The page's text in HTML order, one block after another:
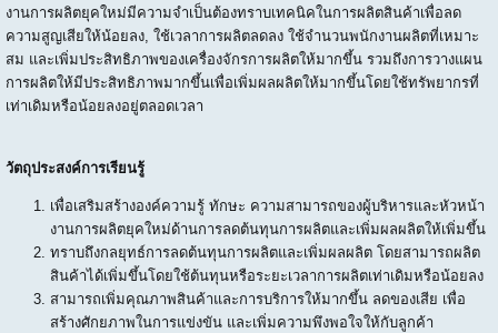
งานการผลิตยุคใหม่มีความจำเป็นต้องทราบเทคนิคในการผลิตสินค้าเพื่อลด
ความสูญเสียให้น้อยลง, ใช้เวลาการผลิตลดลง ใช้จำนวนพนักงานผลิตที่เหมาะ
สม และเพิ่มประสิทธิภาพของเครื่องจักรการผลิตให้มากขึ้น รวมถึงการวางแผน
การผลิตให้มีประสิทธิภาพมากขึ้นเพื่อเพิ่มผลผลิตให้มากขึ้นโดยใช้ทรัพยากรที่
เท่าเดิมหรือน้อยลงอยู่ตลอดเวลา
วัตถุประสงค์การเรียนรู้
เพื่อเสริมสร้างองค์ความรู้ ทักษะ ความสามารถของผู้บริหารและหัวหน้า
งานการผลิตยุคใหม่ด้านการลดต้นทุนการผลิตและเพิ่มผลผลิตให้เพิ่มขึ้น
ทราบถึงกลยุทธ์การลดต้นทุนการผลิตและเพิ่มผลผลิต โดยสามารถผลิต
สินค้าได้เพิ่มขึ้นโดยใช้ต้นทุนหรือระยะเวลาการผลิตเท่าเดิมหรือน้อยลง
สามารถเพิ่มคุณภาพสินค้าและการบริการให้มากขึ้น ลดของเสีย เพื่อ
สร้างศักยภาพในการแข่งขัน และเพิ่มความพึงพอใจให้กับลูกค้า